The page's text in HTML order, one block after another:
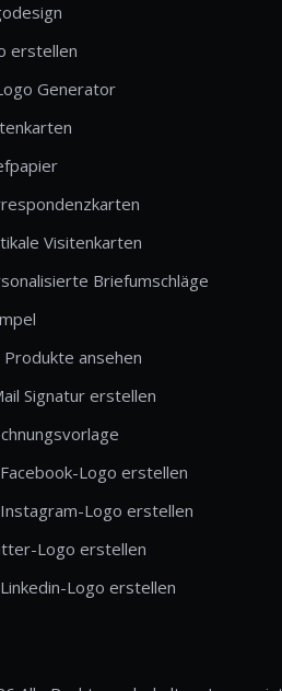
erstellen
Generator
Visitenkarten
Briefumschläge
Produkte ansehen
Signatur erstellen
Logo erstellen
Instagram-Logo erstellen
Logo erstellen
Logo erstellen